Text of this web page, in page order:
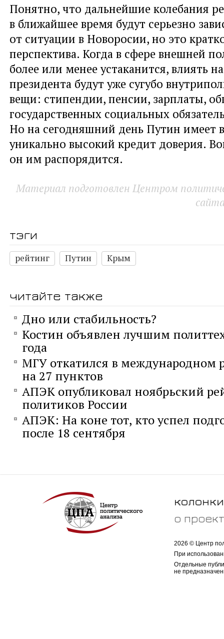
Понятно, что дальнейшие колебания
в ближайшее время будут серьезно
от ситуации в Новоросии, но это
перспектива. Когда в сфере внешней
более или менее устаканится, влиять
президента будут уже сугубо
вещи: стипендии, пенсии, зарплаты,
государственных социальных
Но на сегодняшний день Путин имеет
уникально высокий кредит доверия.
он им распорядится.
Материал подготовлен Центром
тэги
рейтинг Путин Крым
читайте также
Дно или стабильность?
Костин объявлен лучшим
года
МГУ откатился в международном
на 27 пунктов
АПЭК опубликовал ноябрьский
политиков России
АПЭК: На коне тот, кто успел
после 18 сентября
колонки
о
2026 © Центр
При
Отдельные
не